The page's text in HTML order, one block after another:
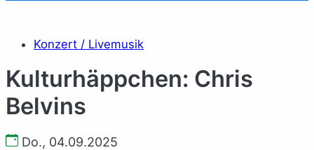
Konzert / Livemusik
Kulturhäppchen: Chris
Belvins
Do., 04.09.2025